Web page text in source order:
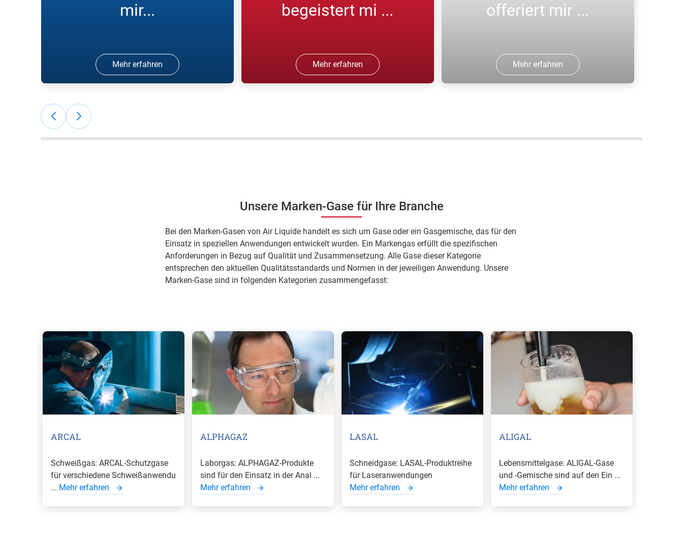
mir...
Mehr erfahren
Online-Bestellportal, pünktliche
Lieferungen"; Jan Marcus G, ARCAL
begeistert mi ...
Mehr erfahren
offeriert mir ...
Mehr erfahren
Unsere Marken-Gase für Ihre Branche
Bei den Marken-Gasen von Air Liquide handelt es sich um Gase oder ein Gasgemische, das für den
Einsatz in speziellen Anwendungen entwickelt wurden. Ein Markengas erfüllt die spezifischen
Anforderungen in Bezug auf Qualität und Zusammensetzung. Alle Gase dieser Kategorie
entsprechen den aktuellen Qualitätsstandards und Normen in der jeweiligen Anwendung. Unsere
Marken-Gase sind in folgenden Kategorien zusammengefasst:
ARCAL
Schweißgas: ARCAL-Schutzgase
für verschiedene Schweißanwendu
... Mehr erfahren
ALPHAGAZ
Laborgas: ALPHAGAZ-Produkte
sind für den Einsatz in der Anal ...
Mehr erfahren
LASAL
Schneidgase: LASAL-Produktreihe
für Laseranwendungen
Mehr erfahren
ALIGAL
Lebensmittelgase: ALIGAL-Gase
und -Gemische sind auf den Ein ...
Mehr erfahren